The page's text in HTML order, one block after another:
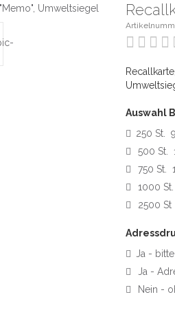
Auswahl
250 St.
500 St.
750 St.
1000
2500
Ja -
Ja -
Nein -